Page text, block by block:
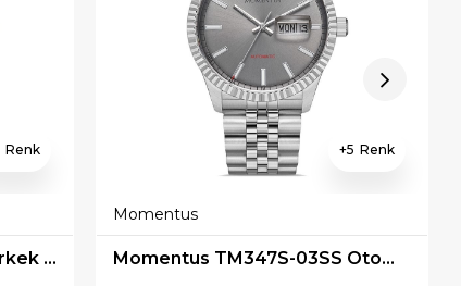
Momentus TM348S-11SS Erkek Kol Saati
5
Momentus
Momentus TM347S-03SS Otomatik Erkek Kol Saati